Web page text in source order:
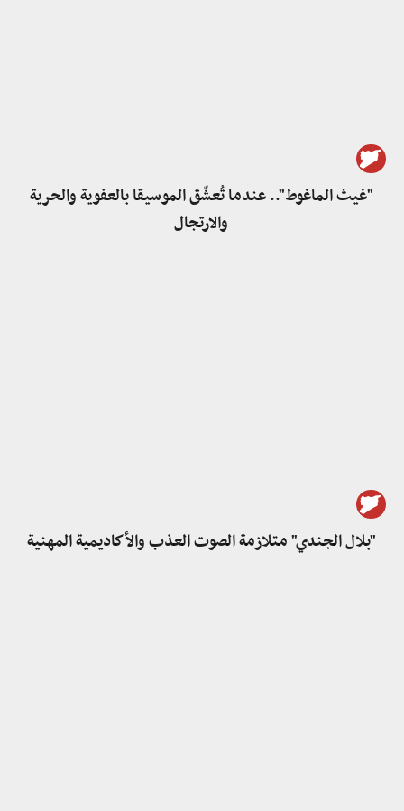
"غيث الماغوط".. عندما تُعشّق الموسيقا بالعفوية والحرية
والارتجال
"بلال الجندي" متلازمة الصوت العذب والأكاديمية المهنية